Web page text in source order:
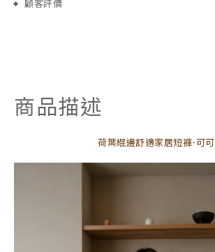
顧客評價
商品描述
荷葉緄邊舒適家居短褲-可可